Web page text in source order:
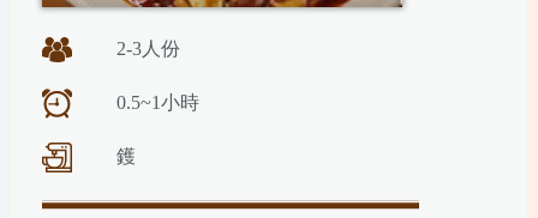
2-3人份
0.5~1小時
鑊